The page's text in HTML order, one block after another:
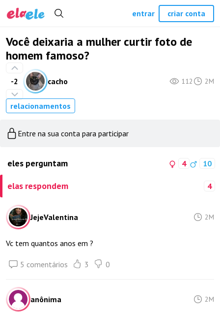
Você deixaria a mulher curtir foto de
homem famoso?
-2 cacho 112 2M
relacionamentos
Entre na sua conta para participar
eles perguntam 4 10
elas respondem 4
JejeValentina 2M
Vc tem quantos anos em ?
5 comentários 3 0
anônima 2M
entrar criar conta